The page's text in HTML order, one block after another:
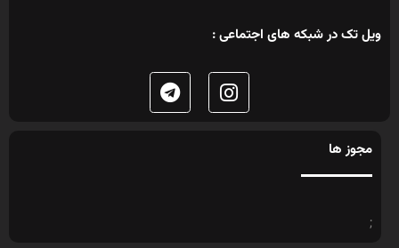
ویل تک در شبکه های اجتماعی :
مجوز ها
;